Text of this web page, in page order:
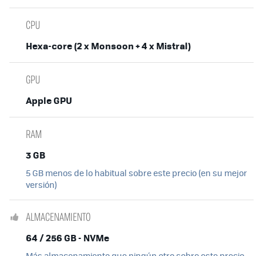
CPU
Hexa-core (2 x Monsoon + 4 x Mistral)
GPU
Apple GPU
RAM
3 GB
5 GB menos de lo habitual sobre este precio (en su mejor
versión)
ALMACENAMIENTO
64 / 256 GB - NVMe